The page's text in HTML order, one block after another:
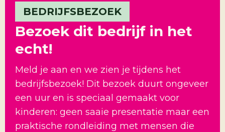
BEDRIJFSBEZOEK
Bezoek dit bedrijf in het
echt!
Meld je aan en we zien je tijdens het
bedrijfsbezoek! Dit bezoek duurt ongeveer
een uur en is speciaal gemaakt voor
kinderen: geen saaie presentatie maar een
praktische rondleiding met mensen die